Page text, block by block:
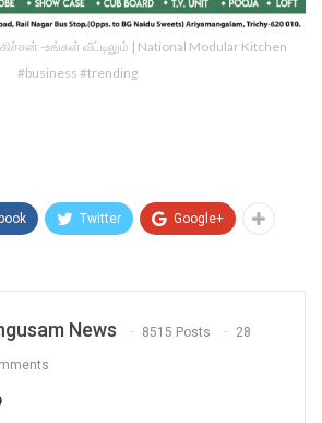
கிச்சன் -உங்கள் வீட்டிலும் | National Modular Kitchen
#business #trending
Twitter Google+
News 8515 Posts 28